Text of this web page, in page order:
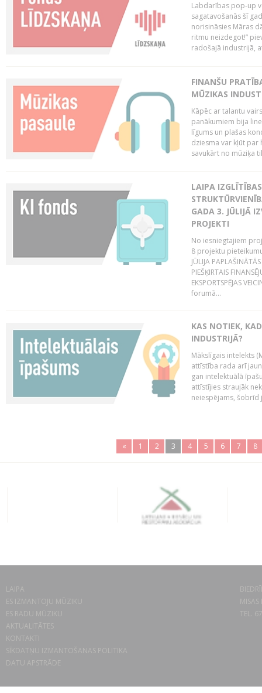
Labdarības pop-up
sagatavošanās šī
norisināsies Māras
ritmu neizdegot!”
radošajā industrijā,
FINANŠU
MŪZIKAS
Kāpēc ar talantu
panākumiem bija
līgums un plašas
dziesma var kļūt par
savukārt no mūziķa
LAIPA
GADA 3. JŪLIJĀ
PROJEKTI
No iesniegtajiem
8 projektu
JŪLIJA
PIEŠĶIRTAIS
EKSPORTSPĒJAS
forumā...
KAS NOTIEK,
INDUSTRIJĀ?
Mākslīgais intelekts
attīstība rada arī
gan intelektuālā
attīstījies straujāk
neiespējams, šobrīd
« 1 2 3 4 5 6 7 8
LAIPA
ES IZMANTOJU MŪZIKU
ES RADU MŪZIKU
AKTUALITĀTES
KONTAKTI
SĪKDATŅU IZMANTOŠANAS POLITIKA
DATU APSTRĀDE
TEL.